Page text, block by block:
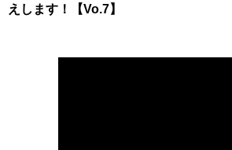
えします！【Vo.7】